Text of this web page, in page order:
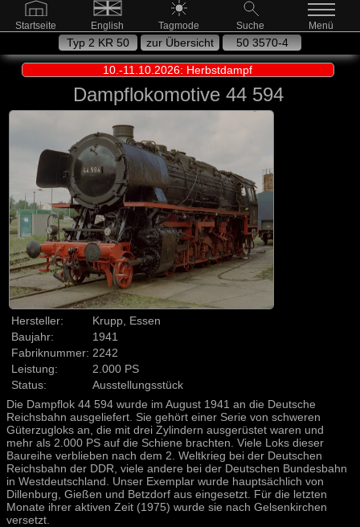
Startseite English Tagmode Suche Menü
Typ 2 KR 50 zur Übersicht 50 3570-4
10.-11.10.2026: Herbstdampf
Dampflokomotive 44 594
Hersteller:
Krupp, Essen
Baujahr:
1941
Fabriknummer: 2242
Leistung:
2.000 PS
Status:
Ausstellungsstück
Die Dampflok 44 594 wurde im August 1941 an die Deutsche
Reichsbahn ausgeliefert. Sie gehört einer Serie von schweren
Güterzugloks an, die mit drei Zylindern ausgerüstet waren und
mehr als 2.000 PS auf die Schiene brachten. Viele Loks dieser
Baureihe verblieben nach dem 2. Weltkrieg bei der Deutschen
Reichsbahn der DDR, viele andere bei der Deutschen Bundesbahn
in Westdeutschland. Unser Exemplar wurde hauptsächlich von
Dillenburg, Gießen und Betzdorf aus eingesetzt. Für die letzten
Monate ihrer aktiven Zeit (1975) wurde sie nach Gelsenkirchen
versetzt.